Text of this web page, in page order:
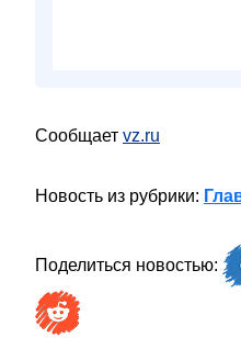
Сообщает vz.ru
Новость из рубрики:
Поделиться новостью: